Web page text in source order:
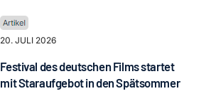
20. JULI 2026
Festival des deutschen Films startet
mit Staraufgebot in den Spätsommer